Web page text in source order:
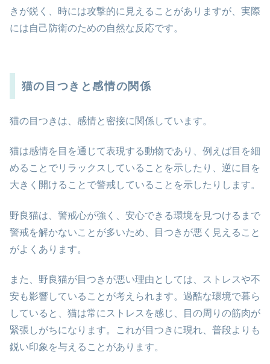
きが鋭く、時には攻撃的に見えることがありますが、実際
には自己防衛のための自然な反応です。
猫の目つきと感情の関係
猫の目つきは、感情と密接に関係しています。
猫は感情を目を通じて表現する動物であり、例えば目を細
めることでリラックスしていることを示したり、逆に目を
大きく開けることで警戒していることを示したりします。
野良猫は、警戒心が強く、安心できる環境を見つけるまで
警戒を解かないことが多いため、目つきが悪く見えること
がよくあります。
また、野良猫が目つきが悪い理由としては、ストレスや不
安も影響していることが考えられます。過酷な環境で暮ら
していると、猫は常にストレスを感じ、目の周りの筋肉が
緊張しがちになります。これが目つきに現れ、普段よりも
鋭い印象を与えることがあります。